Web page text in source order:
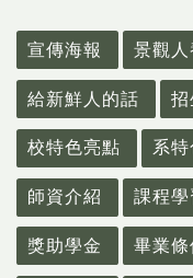
宣傳海報
景觀
給新鮮人的話
校特色亮點 系
師資介紹 課程
獎助學金 畢業條